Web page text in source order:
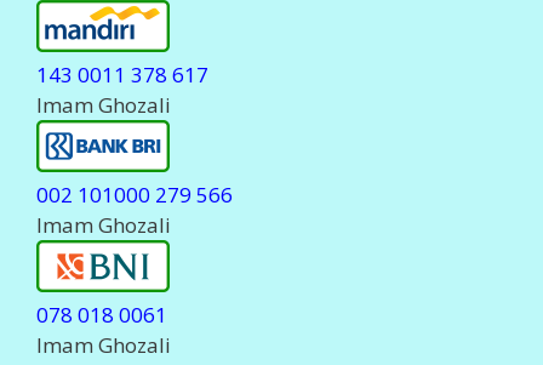
0823 23 700555
Komplain Via Telegram
@javapulsa_cs
( Stanby Jam 06.00-23.00 WIB )
HanyaMELAYANI
deposit.
Setiap Komplain Mohon sertakan Kode ID Anda